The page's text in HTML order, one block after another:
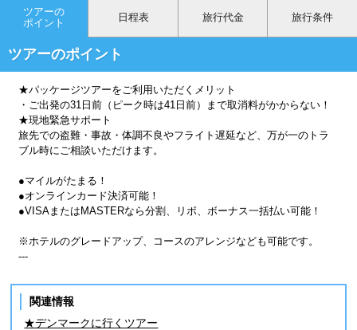
ツアーの
ポイント
日程表 旅行代金 旅行条件
ツアーのポイント
★パッケージツアーをご利用いただくメリット
・ご出発の31日前（ピーク時は41日前）まで取消料がかからない！
★現地緊急サポート
旅先での盗難・事故・体調不良やフライト遅延など、万が一のトラ
ブル時にご相談いただけます。
●マイルがたまる！
●オンラインカード決済可能！
●VISAまたはMASTERなら分割、リボ、ボーナス一括払い可能！
※ホテルのグレードアップ、コースのアレンジなども可能です。
---
関連情報
★デンマークに行くツアー